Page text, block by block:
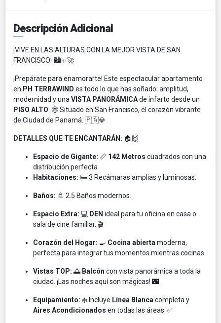
Descripción Adicional
¡VIVE EN LAS ALTURAS CON LA MEJOR VISTA DE SAN
FRANCISCO! 🏙️✨🚀
¡Prepárate para enamorarte! Este espectacular apartamento
en PH TERRAWIND es todo lo que has soñado: amplitud,
modernidad y una VISTA PANORÁMICAde infarto desde un
PISO ALTO . 🤩 Situado en San Francisco, el corazón vibrante
de Ciudad de Panamá. 🇵🇦💎
DETALLES QUE TE ENCANTARÁN: 🏠🙌
Espacio de Gigante: 📏 142 Metros cuadrados con una
distribución perfecta
Habitaciones: 🛏️ 3 Recámaras amplias y luminosas.
Baños: 🚿 2.5 Baños modernos.
Espacio Extra: 💻 DEN ideal para tu oficina en casa o
sala de cine familiar. 🎬
Corazón del Hogar: 🍳 Cocina abierta moderna,
perfecta para integrar tus momentos mientras cocinas.
Vistas TOP: 🌅 Balcón con vista panorámica a toda la
ciudad. ¡Las noches aquí son mágicas! 🌃
Equipamiento: ❄️ Incluye Línea Blanca completa y
Aires Acondicionados en todas las áreas. ✅